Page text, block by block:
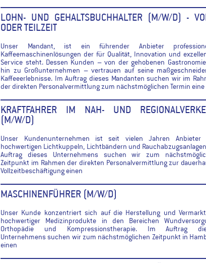
LOHN- UND GEHALTSBUCHHALTER (M/W/D) -
ODER TEILZEIT
Unser Mandant, ist ein führender Anbieter
Kaffeemaschinenlösungen der für Qualität, Innovation und
Service steht. Dessen Kunden – von der gehobenen
hin zu Großunternehmen – vertrauen auf seine
Kaffeeerlebnisse. Im Auftrag dieses Mandanten suchen wir im
der direkten Personalvermittlung zum nächstmöglichen Termin eine
KRAFTFAHRER IM NAH- UND
(M/W/D)
Unser Kundenunternehmen ist seit vielen Jahren Anbieter
hochwertigen Lichtkuppeln, Lichtbändern und
Auftrag dieses Unternehmens suchen wir zum
Zeitpunkt im Rahmen der direkten Personalvermittlung zur
Vollzeitbeschäftigung einen
MASCHINENFÜHRER (M/W/D)
Unser Kunde konzentriert sich auf die Herstellung und
hochwertiger Medizinprodukte in den Bereichen
Orthopädie und Kompressionstherapie. Im Auftrag
Unternehmens suchen wir zum nächstmöglichen Zeitpunkt in
einen